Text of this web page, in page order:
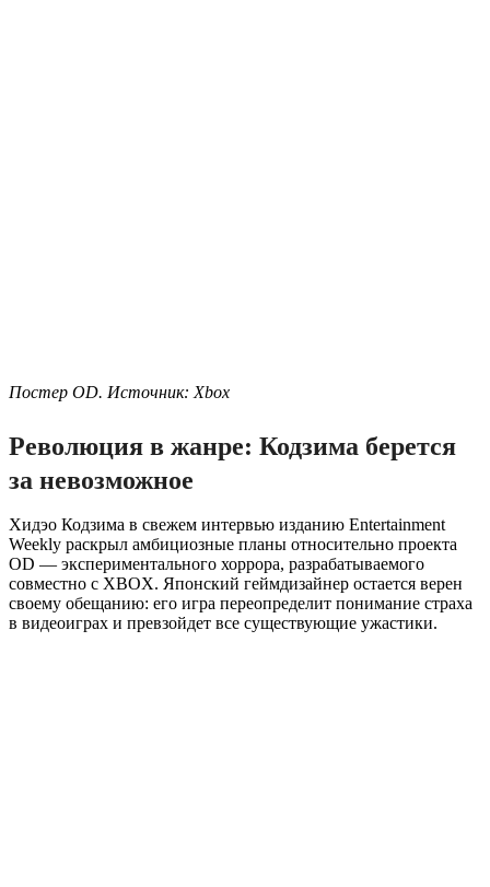
Постер OD. Источник: Xbox
Революция в жанре: Кодзима берется
за невозможное
Хидэо Кодзима в свежем интервью изданию Entertainment
Weekly раскрыл амбициозные планы относительно проекта
OD — экспериментального хоррора, разрабатываемого
совместно с XBOX. Японский геймдизайнер остается верен
своему обещанию: его игра переопределит понимание страха
в видеоиграх и превзойдет все существующие ужастики.